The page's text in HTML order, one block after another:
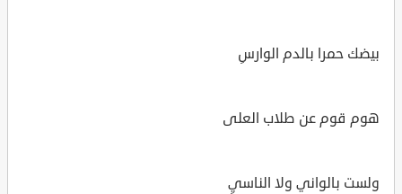
بيضك حمرا بالدم الوارسِ
هوم قوم عن طلاب العلى
ولست بالواني ولا الناسيِ